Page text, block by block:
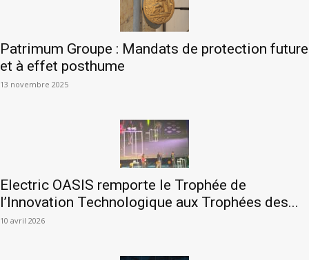
Patrimum Groupe : Mandats de protection future
et à effet posthume
13 novembre 2025
Electric OASIS remporte le Trophée de
l’Innovation Technologique aux Trophées des...
10 avril 2026